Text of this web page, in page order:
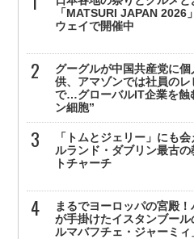
「MATSURI JAPAN 2026
ウェイで開催中
グーグルが中国共産党に
供、アマゾンでは社員のレ
で…グローバルIT企業を蝕
ン細胞”
「トムとジェリー」にも
ルランド・ダブリン最古の
トチャーチ
まるでヨーロッパの宮殿
が手掛けたイスタンブール
ルマバフチェ・ジャーミィ